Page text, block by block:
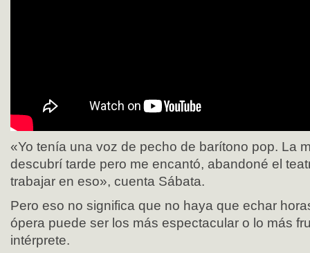
«Yo tenía una voz de pecho de barítono pop. La
descubrí tarde pero me encantó, abandoné el
trabajar en eso», cuenta Sábata.
Pero eso no significa que no haya que echar
ópera puede ser los más espectacular o lo más
intérprete.